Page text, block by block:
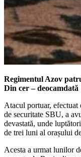
Regimentul Azov
Din cer – deocamdată
Atacul portuar,
de securitate SBU, a
devastată, unde
de trei luni al orașului
Acesta a urmat lunilor